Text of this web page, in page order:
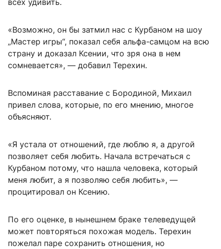
всех удивить.
«Возможно, он бы затмил нас с Курбаном на шоу
„Мастер игры“, показал себя альфа-самцом на всю
страну и доказал Ксении, что зря она в нем
сомневается», — добавил Терехин.
Вспоминая расставание с Бородиной, Михаил
привел слова, которые, по его мнению, многое
объясняют.
«Я устала от отношений, где люблю я, а другой
позволяет себя любить. Начала встречаться с
Курбаном потому, что нашла человека, который
меня любит, а я позволяю себя любить», —
процитировал он Ксению.
По его оценке, в нынешнем браке телеведущей
может повторяться похожая модель. Терехин
пожелал паре сохранить отношения, но